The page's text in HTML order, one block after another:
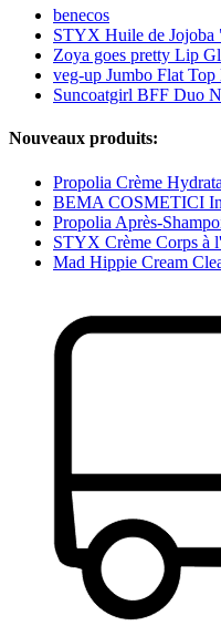
benecos
STYX Huile de Jojoba
Zoya goes pretty Lip
veg-up Jumbo Flat
Suncoatgirl BFF Duo
Nouveaux produits:
Propolia Crème
BEMA COSMETICI
Propolia Après-
STYX Crème Corps à
Mad Hippie Cream